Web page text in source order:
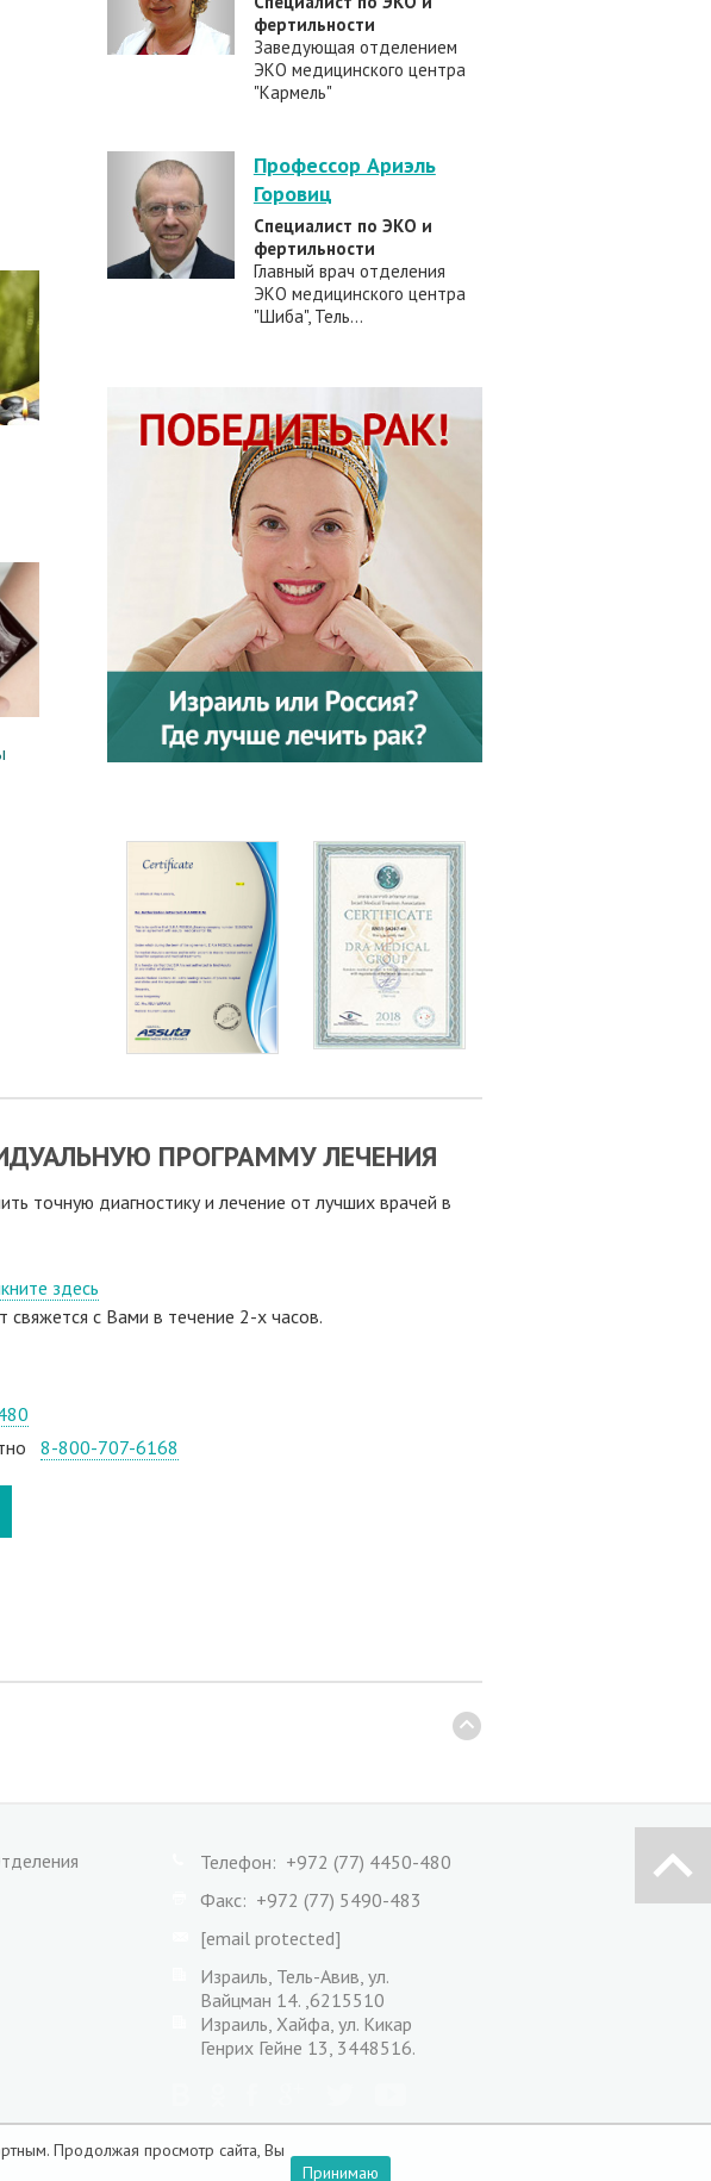
фертильности
Заведующая отделением
ЭКО медицинского центра
"Кармель"
Профессор Ариэль
Горовиц
Специалист по ЭКО и
фертильности
Главный врач отделения
ЭКО медицинского центра
"Шиба", Тель...
ПРОГРАММУ ЛЕЧЕНИЯ
точную диагностику и лечение от лучших врачей в
здесь
свяжeтся с Вами в течение 2-х часов.
8-800-707-6168
Продолжая просмотр сайта, Вы
Принимаю
Телефон: +972 (77) 4450-480
Факс: +972 (77) 5490-483
[email protected]
Израиль, Тель-Авив, ул.
Вайцман 14. ,6215510
Израиль, Хайфа, ул. Кикар
Генрих Гейне 13, 3448516.